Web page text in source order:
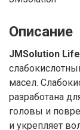
Описание
JMSolution
масел.
разработана
головы и
и укрепляет